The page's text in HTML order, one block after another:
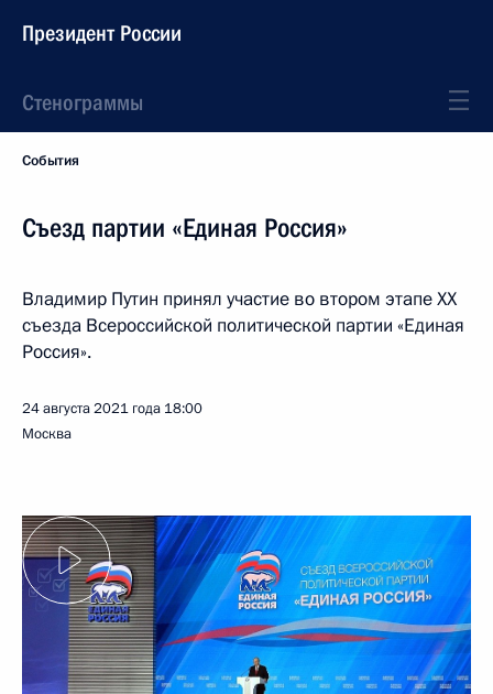
Президент России
Стенограммы
События
Съезд партии «Единая Россия»
Владимир Путин принял участие во втором этапе XX
съезда Всероссийской политической партии «Единая
Россия».
24 августа 2021 года 18:00
Москва